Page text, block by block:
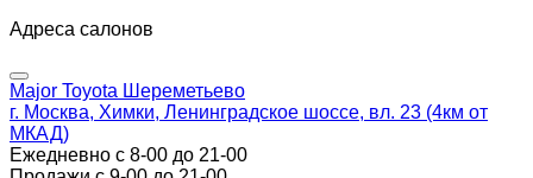
Адреса салонов
Major Toyota Шереметьево
г. Москва, Химки, Ленинградское шоссе, вл. 23 (4км от
МКАД)
Ежедневно с 8-00 до 21-00